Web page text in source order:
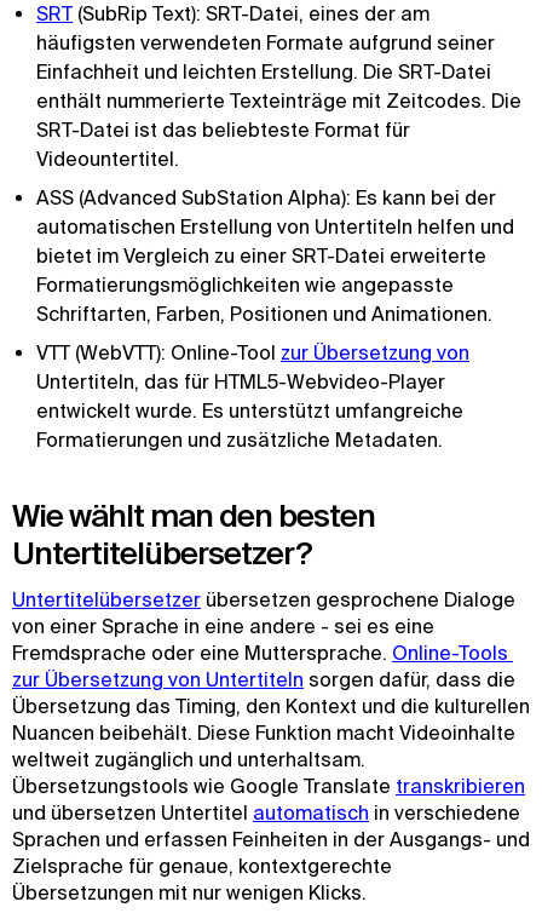
SRT (SubRip Text): SRT-Datei, eines der am
häufigsten verwendeten Formate aufgrund seiner
Einfachheit und leichten Erstellung. Die SRT-Datei
enthält nummerierte Texteinträge mit Zeitcodes. Die
SRT-Datei ist das beliebteste Format für
Videountertitel.
ASS (Advanced SubStation Alpha): Es kann bei der
automatischen Erstellung von Untertiteln helfen und
bietet im Vergleich zu einer SRT-Datei erweiterte
Formatierungsmöglichkeiten wie angepasste
Schriftarten, Farben, Positionen und Animationen.
VTT (WebVTT): Online-Tool zur Übersetzung von
Untertiteln, das für HTML5-Webvideo-Player
entwickelt wurde. Es unterstützt umfangreiche
Formatierungen und zusätzliche Metadaten.
Wie wählt man den besten
Untertitelübersetzer?
Untertitelübersetzer übersetzen gesprochene Dialoge
von einer Sprache in eine andere - sei es eine
Fremdsprache oder eine Muttersprache. Online-Tools
zur Übersetzung von Untertiteln sorgen dafür, dass die
Übersetzung das Timing, den Kontext und die kulturellen
Nuancen beibehält. Diese Funktion macht Videoinhalte
weltweit zugänglich und unterhaltsam.
Übersetzungstools wie Google Translate transkribieren
und übersetzen Untertitel automatisch in verschiedene
Sprachen und erfassen Feinheiten in der Ausgangs- und
Zielsprache für genaue, kontextgerechte
Übersetzungen mit nur wenigen Klicks.